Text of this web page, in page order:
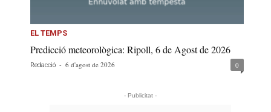
EL TEMPS
Predicció meteorològica: Ripoll, 6 de Agost de 2026
Redacció - 6 d'agost de 2026 0
- Publicitat -